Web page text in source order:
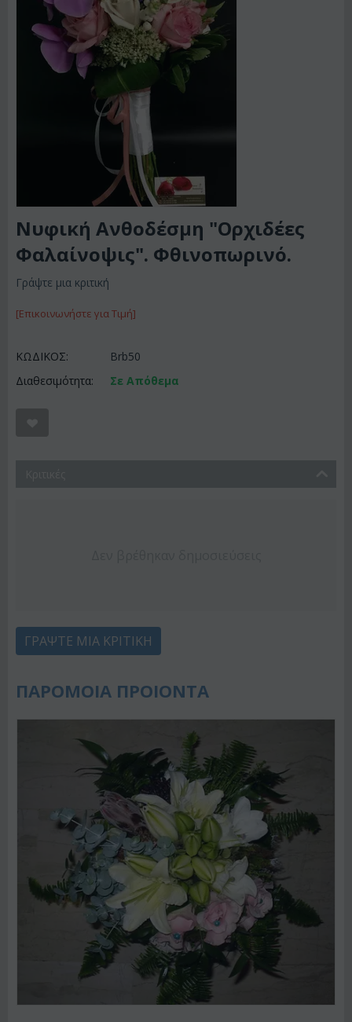
Νυφική Ανθοδέσμη "Ορχιδέες
Φαλαίνοψις". Φθινοπωρινό.
Γράψτε μια κριτική
[Επικοινωνήστε για Τιμή]
ΚΩΔΙΚΟΣ:
Brb50
Διαθεσιμότητα:
Σε Απόθεμα
ΓΡΆΨΤΕ ΜΙΑ ΚΡΙΤΙΚΉ
ΠΑΡΟΜΟΙΑ ΠΡΟΙΟΝΤΑ